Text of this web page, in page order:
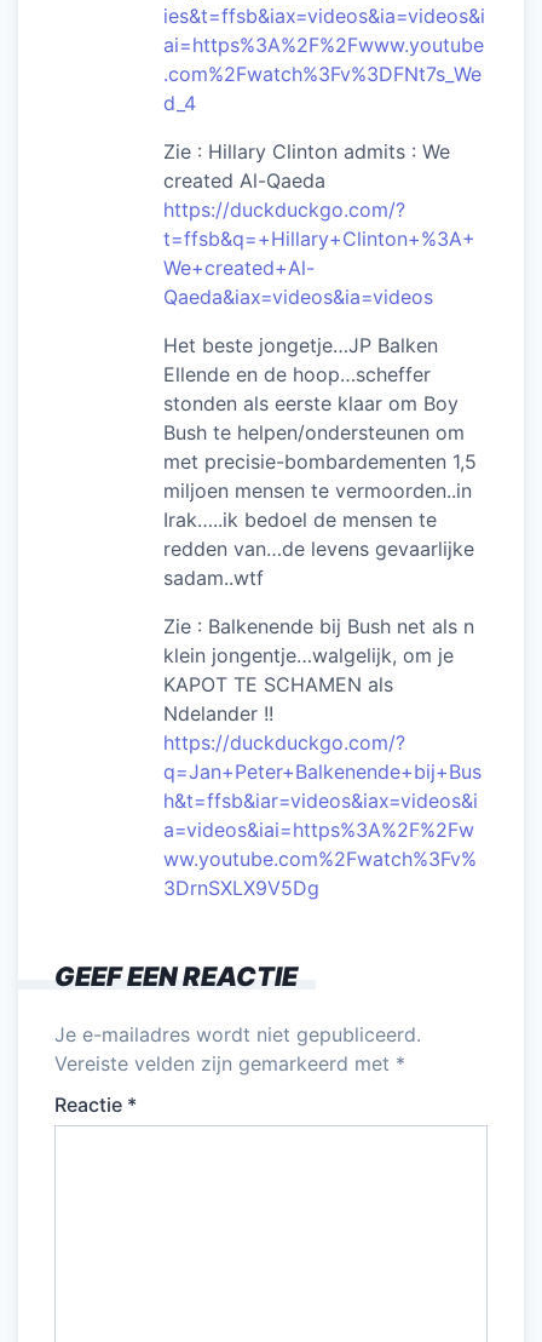
ies&t=ffsb&iax=videos&ia=videos&i
ai=https%3A%2F%2Fwww.youtube
.com%2Fwatch%3Fv%3DFNt7s_We
d_4
Zie : Hillary Clinton admits : We
created Al-Qaeda
https://duckduckgo.com/?
t=ffsb&q=+Hillary+Clinton+%3A+
We+created+Al-
Qaeda&iax=videos&ia=videos
Het beste jongetje…JP Balken
Ellende en de hoop…scheffer
stonden als eerste klaar om Boy
Bush te helpen/ondersteunen om
met precisie-bombardementen 1,5
miljoen mensen te vermoorden..in
Irak…..ik bedoel de mensen te
redden van…de levens gevaarlijke
sadam..wtf
Zie : Balkenende bij Bush net als n
klein jongentje…walgelijk, om je
KAPOT TE SCHAMEN als
Ndelander !!
https://duckduckgo.com/?
q=Jan+Peter+Balkenende+bij+Bus
h&t=ffsb&iar=videos&iax=videos&i
a=videos&iai=https%3A%2F%2Fw
ww.youtube.com%2Fwatch%3Fv%
3DrnSXLX9V5Dg
GEEF EEN REACTIE
Je e-mailadres wordt niet gepubliceerd.
Vereiste velden zijn gemarkeerd met *
Reactie *